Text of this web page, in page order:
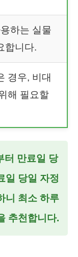
하는 실물
합니다.
경우, 비대
해 필요할
터 만료일 당
일 당일 자정
니 최소 하루
추천합니다.